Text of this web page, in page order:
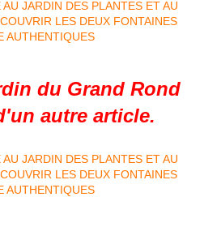
du Grand Rond
autre article.